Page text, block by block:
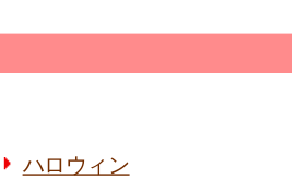
ハロウィン